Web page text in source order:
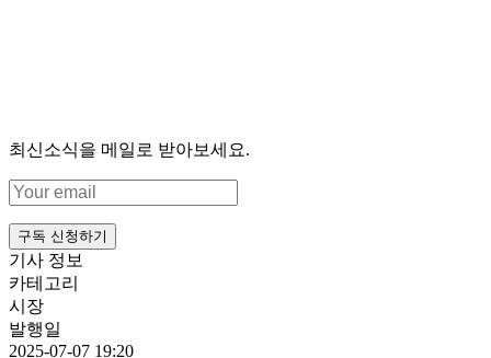
최신소식을 메일로 받아보세요.
구독 신청하기
기사 정보
카테고리
시장
발행일
2025-07-07 19:20